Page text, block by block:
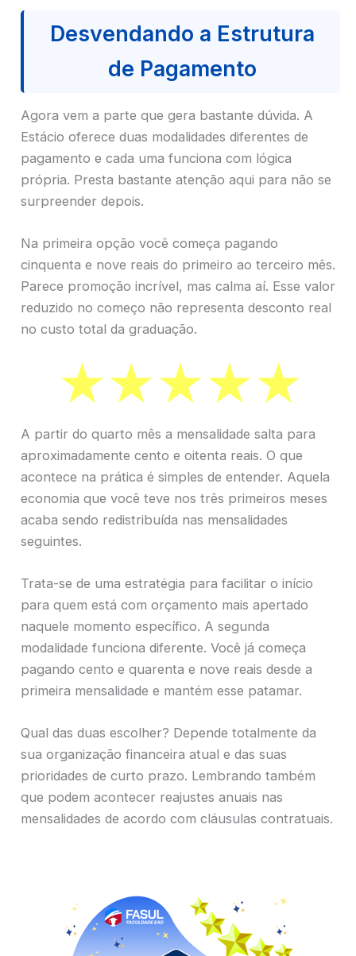
Desvendando a Estrutura
de Pagamento
Agora vem a parte que gera bastante dúvida. A
Estácio oferece duas modalidades diferentes de
pagamento e cada uma funciona com lógica
própria. Presta bastante atenção aqui para não se
surpreender depois.
Na primeira opção você começa pagando
cinquenta e nove reais do primeiro ao terceiro mês.
Parece promoção incrível, mas calma aí. Esse valor
reduzido no começo não representa desconto real
no custo total da graduação.
A partir do quarto mês a mensalidade salta para
aproximadamente cento e oitenta reais. O que
acontece na prática é simples de entender. Aquela
economia que você teve nos três primeiros meses
acaba sendo redistribuída nas mensalidades
seguintes.
Trata-se de uma estratégia para facilitar o início
para quem está com orçamento mais apertado
naquele momento específico. A segunda
modalidade funciona diferente. Você já começa
pagando cento e quarenta e nove reais desde a
primeira mensalidade e mantém esse patamar.
Qual das duas escolher? Depende totalmente da
sua organização financeira atual e das suas
prioridades de curto prazo. Lembrando também
que podem acontecer reajustes anuais nas
mensalidades de acordo com cláusulas contratuais.